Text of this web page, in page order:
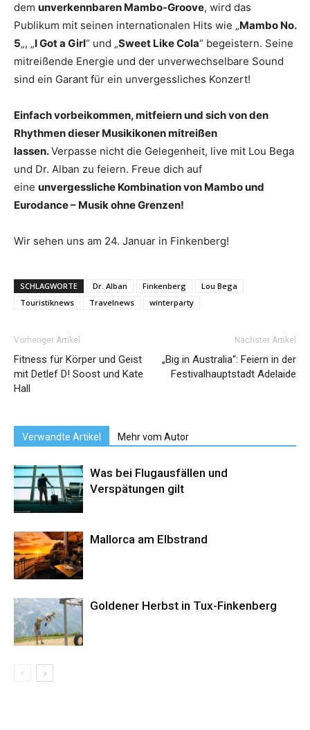
dem unverkennbaren Mambo-Groove, wird das
Publikum mit seinen internationalen Hits wie „Mambo No.
5„, „I Got a Girl“ und „Sweet Like Cola“ begeistern. Seine
mitreißende Energie und der unverwechselbare Sound
sind ein Garant für ein unvergessliches Konzert!
Einfach vorbeikommen, mitfeiern und sich von den
Rhythmen dieser Musikikonen mitreißen
lassen.Verpasse nicht die Gelegenheit, live mit Lou Bega
und Dr. Alban zu feiern. Freue dich auf
eine unvergessliche Kombination von Mambo und
Eurodance – Musik ohne Grenzen!
Wir sehen uns am 24. Januar in Finkenberg!
SCHLAGWORTE Dr. Alban Finkenberg
Lou Bega
Touristiknews
Travelnews winterparty
Vorheriger Artikel
Fitness für Körper und Geist
mit Detlef D! Soost und Kate
Hall
Nächster Artikel
„Big in Australia“: Feiern in der
Festivalhauptstadt Adelaide
Verwandte Artikel Mehr vom Autor
Was bei Flugausfällen und
Verspätungen gilt
Mallorca am Elbstrand
Goldener Herbst in Tux-Finkenberg